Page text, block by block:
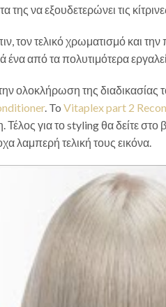
της να εξουδετερώνει τις
τον τελικό χρωματισμό και
ένα από τα πολυτιμότερα
ολοκλήρωση της διαδικασίας
. To Vitaplex part 2
Τέλος για το styling θα δείτε
λαμπερή τελική τους εικόνα.